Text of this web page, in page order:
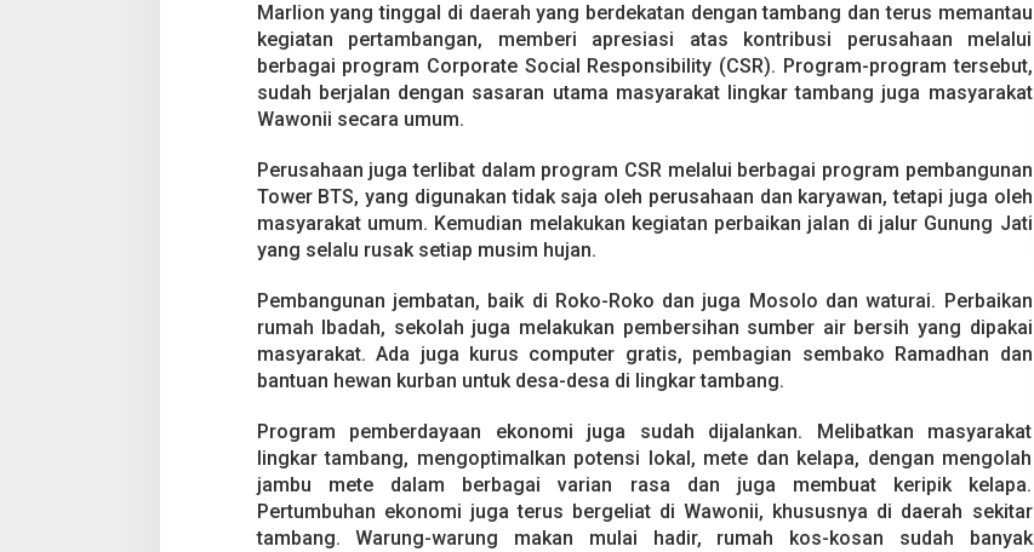
Marlion yang tinggal di daerah yang berdekatan dengan tambang dan terus memantau
kegiatan pertambangan, memberi apresiasi atas kontribusi perusahaan melalui
berbagai program Corporate Social Responsibility (CSR). Program-program tersebut,
sudah berjalan dengan sasaran utama masyarakat lingkar tambang juga masyarakat
Wawonii secara umum.
Perusahaan juga terlibat dalam program CSR melalui berbagai program pembangunan
Tower BTS, yang digunakan tidak saja oleh perusahaan dan karyawan, tetapi juga oleh
masyarakat umum. Kemudian melakukan kegiatan perbaikan jalan di jalur Gunung Jati
yang selalu rusak setiap musim hujan.
Pembangunan jembatan, baik di Roko-Roko dan juga Mosolo dan waturai. Perbaikan
rumah Ibadah, sekolah juga melakukan pembersihan sumber air bersih yang dipakai
masyarakat. Ada juga kurus computer gratis, pembagian sembako Ramadhan dan
bantuan hewan kurban untuk desa-desa di lingkar tambang.
Program pemberdayaan ekonomi juga sudah dijalankan. Melibatkan masyarakat
lingkar tambang, mengoptimalkan potensi lokal, mete dan kelapa, dengan mengolah
jambu mete dalam berbagai varian rasa dan juga membuat keripik kelapa.
Pertumbuhan ekonomi juga terus bergeliat di Wawonii, khususnya di daerah sekitar
tambang. Warung-warung makan mulai hadir, rumah kos-kosan sudah banyak